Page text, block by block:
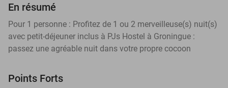
En résumé
Pour 1 personne : Profitez de 1 ou 2 merveilleuse(s) nuit(s)
avec petit-déjeuner inclus à PJs Hostel à Groningue :
passez une agréable nuit dans votre propre cocoon
Points Forts